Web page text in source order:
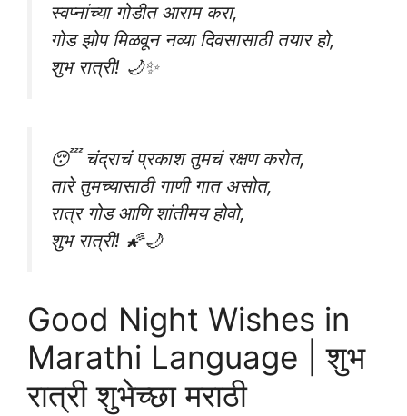
स्वप्नांच्या गोडीत आराम करा,
गोड झोप मिळवून नव्या दिवसासाठी तयार हो,
शुभ रात्री! 🌙✨
😴 चंद्राचं प्रकाश तुमचं रक्षण करोत,
तारे तुमच्यासाठी गाणी गात असोत,
रात्र गोड आणि शांतीमय होवो,
शुभ रात्री! 🌠🌙
Good Night Wishes in
Marathi Language | शुभ
रात्री शुभेच्छा मराठी